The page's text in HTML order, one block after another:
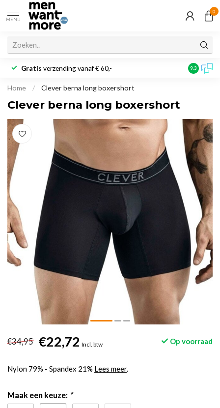
MENU
0
Gratis verzending vanaf € 60,- 9.3
Home / Clever berna long boxershort
Clever berna long boxershort
€34,95 €22,72 Incl. btw Op voorraad
Nylon 79% - Spandex 21% Lees meer.
Maak een keuze: *